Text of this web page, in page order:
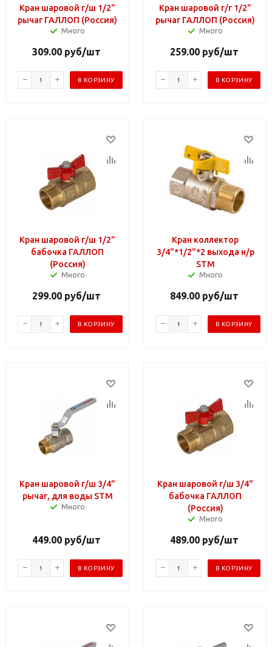
Кран шаровой г/ш 1/2"
рычаг ГАЛЛОП (Россия)
Много
309.00руб/шт
В КОРЗИНУ
Кран шаровой г/г 1/2"
рычаг ГАЛЛОП (Россия)
Много
259.00руб/шт
В КОРЗИНУ
Кран шаровой г/ш 1/2"
бабочка ГАЛЛОП
(Россия)
Много
299.00руб/шт
В КОРЗИНУ
Кран коллектор
3/4"*1/2"*2 выхода н/р
STM
Много
849.00руб/шт
В КОРЗИНУ
Кран шаровой г/ш 3/4"
рычаг, для воды STM
Много
449.00руб/шт
В КОРЗИНУ
Кран шаровой г/ш 3/4"
бабочка ГАЛЛОП
(Россия)
Много
489.00руб/шт
В КОРЗИНУ